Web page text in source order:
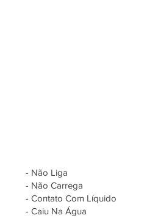
- Não Liga
- Não Carrega
- Contato Com Líquido
- Caiu Na Água